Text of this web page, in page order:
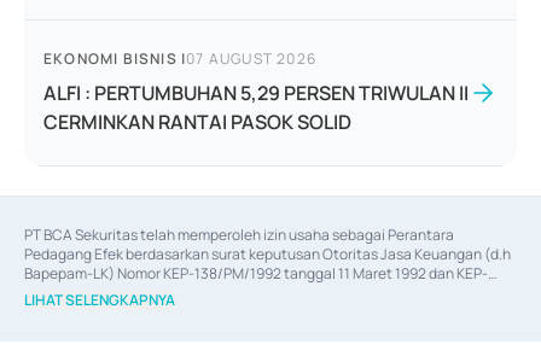
EKONOMI BISNIS |07 AUGUST 2026
ALFI : PERTUMBUHAN 5,29 PERSEN TRIWULAN II
CERMINKAN RANTAI PASOK SOLID
PT BCA Sekuritas telah memperoleh izin usaha sebagai Perantara
Pedagang Efek berdasarkan surat keputusan Otoritas Jasa Keuangan (d.h
Bapepam-LK) Nomor KEP-138/PM/1992 tanggal 11 Maret 1992 dan KEP-
06/D.04/2014 tanggal 28 Februari 2014, izin usaha sebagai Penjamin Emisi
Efek berdasarkan surat keputusan Otoritas Jasa Keuangan Nomor KEP-
LIHAT SELENGKAPNYA